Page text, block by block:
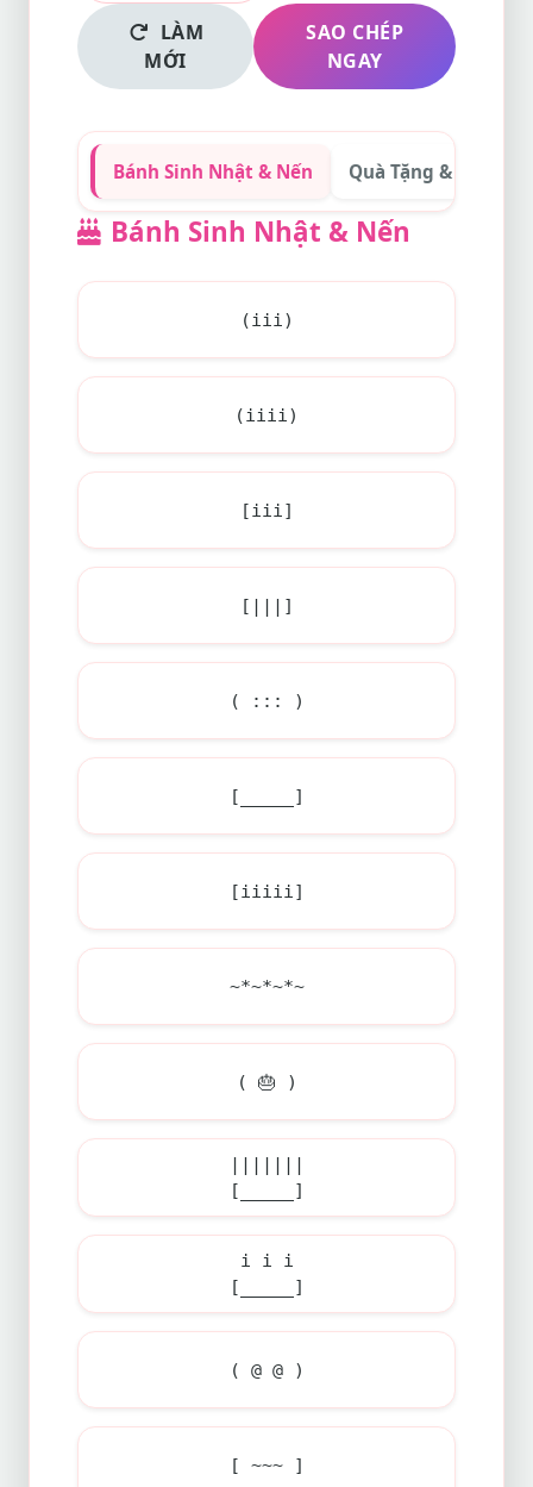
LÀM
MỚI
SAO CHÉP
NGAY
Bánh Sinh Nhật & Nến Quà Tặng & Nơ Ruy
Bánh Sinh Nhật & Nến
(iii)
(iiii)
[iii]
[|||]
( ::: )
[_____]
[iiiii]
~*~*~*~
( 🎂 )
|||||||
[_____]
i i i
[_____]
( @ @ )
[ ~~~ ]